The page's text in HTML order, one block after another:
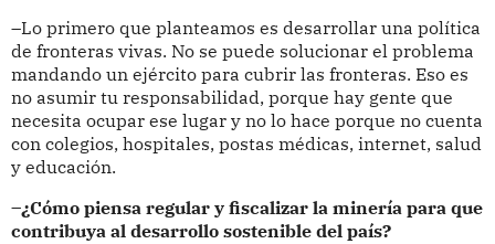
–Lo primero que planteamos es desarrollar una política
de fronteras vivas. No se puede solucionar el problema
mandando un ejército para cubrir las fronteras. Eso es
no asumir tu responsabilidad, porque hay gente que
necesita ocupar ese lugar y no lo hace porque no cuenta
con colegios, hospitales, postas médicas, internet, salud
y educación.
–¿Cómo piensa regular y fiscalizar la minería para que
contribuya al desarrollo sostenible del país?